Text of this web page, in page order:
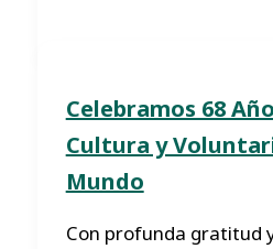
Celebramos 68
Cultura y
Mundo
Con profunda gratitud